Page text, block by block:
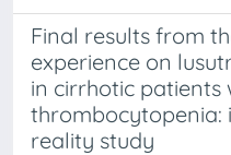
Final results from
experience on
in cirrhotic patients
thrombocytopenia:
reality study